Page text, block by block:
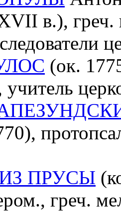
в.), греч.
(ок.
учитель
ПРУСЫ
греч.